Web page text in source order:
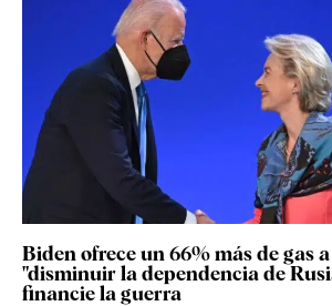
Biden ofrece un 66% más de gas
"disminuir la dependencia de
financie la guerra